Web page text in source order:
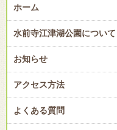
ホーム
水前寺江津湖公園について
お知らせ
アクセス方法
よくある質問